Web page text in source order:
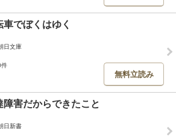
でぼくはゆく
日文庫
件
無料立読み
障害だからできたこと
日新書